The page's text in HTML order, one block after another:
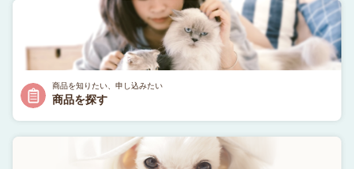
商品を知りたい、申し込みたい
商品を探す